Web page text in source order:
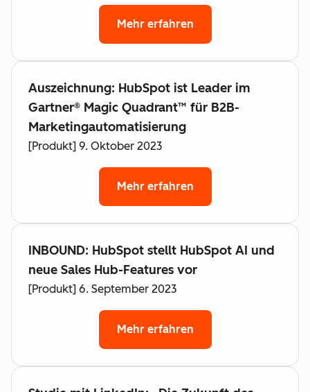
Mehr erfahren
Auszeichnung: HubSpot ist Leader im
Gartner® Magic Quadrant™ für B2B-
Marketingautomatisierung
[Produkt] 9. Oktober 2023
Mehr erfahren
INBOUND: HubSpot stellt HubSpot AI und
neue Sales Hub-Features vor
[Produkt] 6. September 2023
Mehr erfahren